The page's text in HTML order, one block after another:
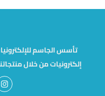
إلكترونيات من خلال